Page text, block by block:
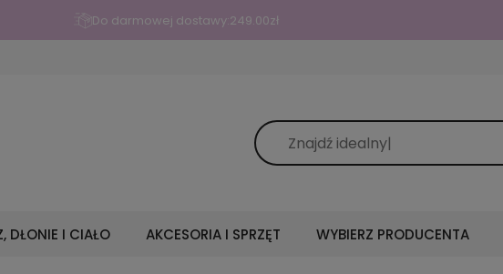
Do darmowej dostawy:249.00zł
DŁONIE I CIAŁO AKCESORIA I SPRZĘT WYBIERZ PRODUCENTA